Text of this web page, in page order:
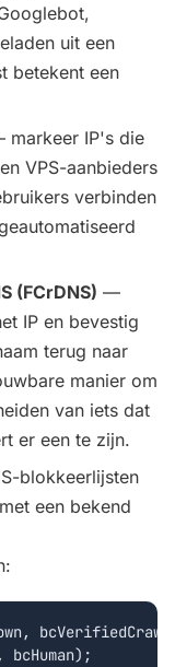
uit een
betekent een
markeer IP's die
VPS-aanbieders
verbinden
(FCrDNS) —
IP en bevestig
terug naar
manier om
van iets dat
er een te zijn.
blokkeerlijsten
een bekend
bcHuman);